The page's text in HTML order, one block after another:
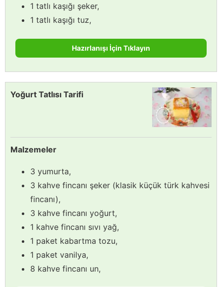
1 tatlı kaşığı şeker,
1 tatlı kaşığı tuz,
Hazırlanışı İçin Tıklayın
Yoğurt Tatlısı Tarifi
Malzemeler
3 yumurta,
3 kahve fincanı şeker (klasik küçük türk kahvesi
fincanı),
3 kahve fincanı yoğurt,
1 kahve fincanı sıvı yağ,
1 paket kabartma tozu,
1 paket vanilya,
8 kahve fincanı un,